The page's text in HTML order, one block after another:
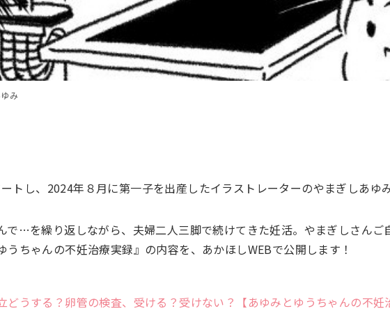
み
トし、2024年８月に第一子を出産したイラストレーターのやまぎしあゆみ
で…を繰り返しながら、夫婦二人三脚で続けてきた妊活。やまぎしさんご
ちゃんの不妊治療実録』の内容を、あかほしWEBで公開します！
どうする？卵管の検査、受ける？受けない？【あゆみとゆうちゃんの不妊